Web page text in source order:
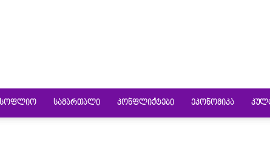
ᲡᲐᲛᲐᲠᲗᲐᲚᲘ ᲙᲝᲜᲤᲚᲘᲥᲢᲔᲑᲘ ᲔᲙᲝᲜᲝᲛᲘᲙᲐ